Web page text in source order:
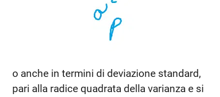
o anche in termini di deviazione standard,
pari alla radice quadrata della varianza e si